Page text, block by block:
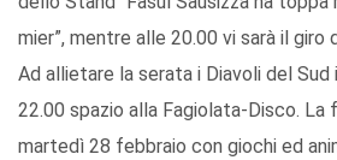
mier”, mentre alle 20.00 vi sarà il giro
Ad allietare la serata i Diavoli del
22.00 spazio alla Fagiolata-Disco. La
martedì 28 febbraio con giochi ed